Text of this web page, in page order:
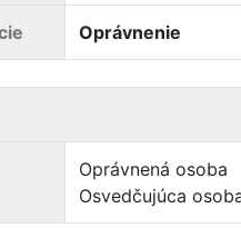
Oprávnenie
Oprávnená osoba
Osvedčujúca